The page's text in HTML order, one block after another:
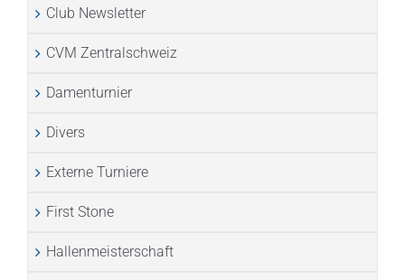
Club Newsletter
CVM Zentralschweiz
Damenturnier
Divers
Externe Turniere
First Stone
Hallenmeisterschaft